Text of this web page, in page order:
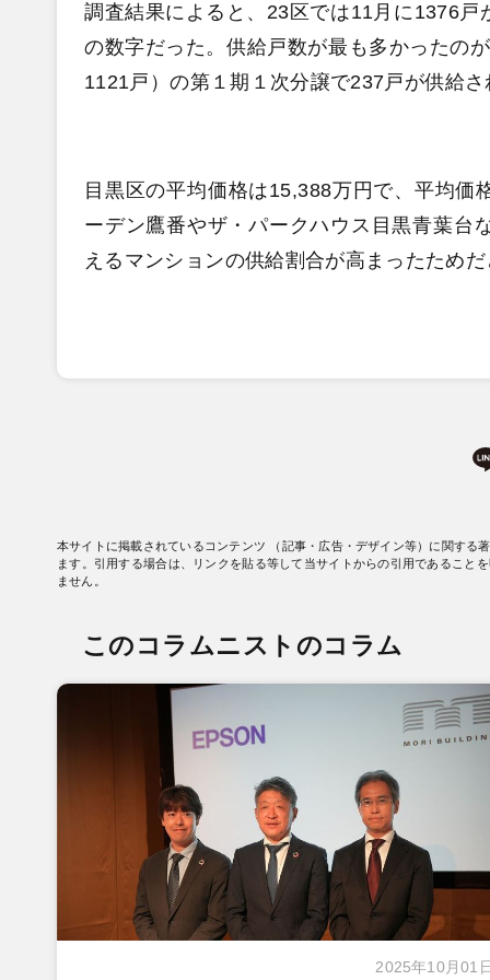
調査結果によると、23区では11月に1376
の数字だった。供給戸数が最も多かったの
1121戸）の第１期１次分譲で237戸が供給
目黒区の平均価格は15,388万円で、平均
ーデン鷹番やザ・パークハウス目黒青葉台
えるマンションの供給割合が高まったため
本サイトに掲載されているコンテンツ （記事・広告・デザイン等）に関す
ます。引用する場合は、リンクを貼る等して当サイトからの引用であること
ません。
このコラムニストのコラム
2025年10月01